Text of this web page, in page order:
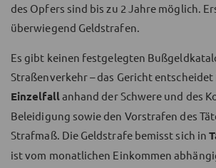
des Opfers sind bis zu 2 Jahre möglich.
überwiegend Geldstrafen.
Es gibt keinen festgelegten
Straßenverkehr – das Gericht
Einzelfallanhand der Schwere und des
Beleidigung sowie den Vorstrafen des
Strafmaß. Die Geldstrafe bemisst sich in
ist vom monatlichen Einkommen